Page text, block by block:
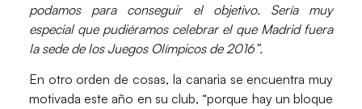
podamos para conseguir el objetivo. Sería muy
especial que pudiéramos celebrar el que Madrid fuera
la sede de los Juegos Olímpicos de 2016”.
En otro orden de cosas, la canaria se encuentra muy
motivada este año en su club, “porque hay un bloque